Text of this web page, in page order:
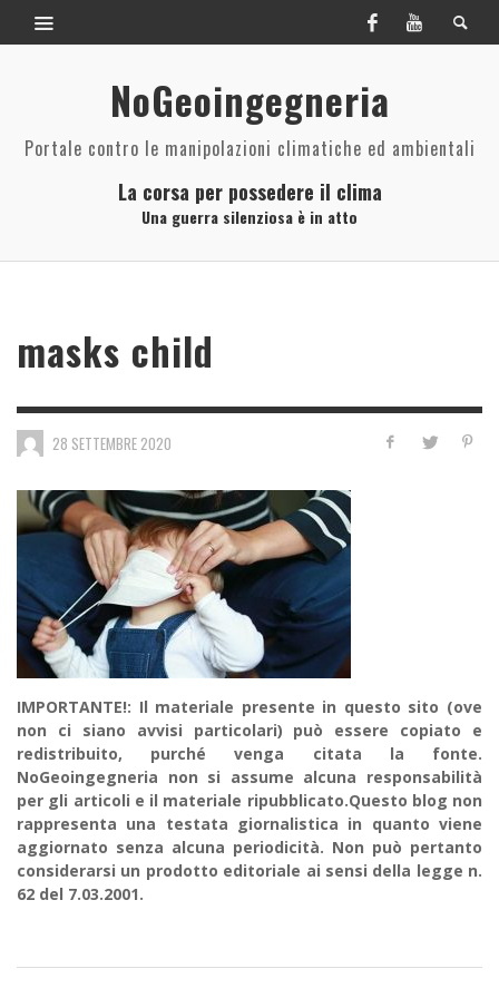
NoGeoingegneria
Portale contro le manipolazioni climatiche ed ambientali
La corsa per possedere il clima
Una guerra silenziosa è in atto
masks child
28 SETTEMBRE 2020
IMPORTANTE!: Il materiale presente in questo sito (ove
non ci siano avvisi particolari) può essere copiato e
redistribuito, purché venga citata la fonte.
NoGeoingegneria non si assume alcuna responsabilità
per gli articoli e il materiale ripubblicato.Questo blog non
rappresenta una testata giornalistica in quanto viene
aggiornato senza alcuna periodicità. Non può pertanto
considerarsi un prodotto editoriale ai sensi della legge n.
62 del 7.03.2001.